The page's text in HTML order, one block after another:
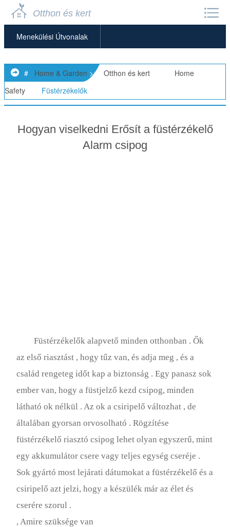
Otthon és kert
Menekülési Útvonalak
Otthoni Riasztórendszerek
Otthoni Széfek
Füstérzékelők
# Home & Garden >> Otthon és kert
Home
Safety
Füstérzékelők
Hogyan viselkedni Erősít a füstérzékelő
Alarm csipog
Füstérzékelők alapvető minden otthonban . Ők
az első riasztást , hogy tűz van, és adja meg , és a
család rengeteg időt kap a biztonság . Egy panasz sok
ember van, hogy a füstjelző kezd csipog, minden
látható ok nélkül . Az ok a csiripelő változhat , de
általában gyorsan orvosolható . Rögzítése
füstérzékelő riasztó csipog lehet olyan egyszerű, mint
egy akkumulátor csere vagy teljes egység cseréje .
Sok gyártó most lejárati dátumokat a füstérzékelő és a
csiripelő azt jelzi, hogy a készülék már az élet és
cserére szorul .
, Amire szüksége van